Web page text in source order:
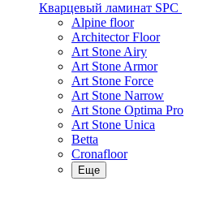
Кварцевый ламинат SPC
Alpine floor
Architector Floor
Art Stone Airy
Art Stone Armor
Art Stone Force
Art Stone Narrow
Art Stone Optima Pro
Art Stone Unica
Betta
Cronafloor
Еще